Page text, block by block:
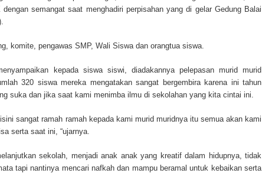
semangat saat menghadiri perpisahan yang di gelar Gedung Balai
komite, pengawas SMP, Wali Siswa dan orangtua siswa.
kepada siswa siswi, diadakannya pelepasan murid murid
320 siswa mereka mengatakan sangat bergembira karena ini tahun
suka dan jika saat kami menimba ilmu di sekolahan yang kita cintai ini.
sangat ramah ramah kepada kami murid muridnya itu semua akan kami
serta saat ini, “ujarnya.
sekolah, menjadi anak anak yang kreatif dalam hidupnya, tidak
tapi nantinya mencari nafkah dan mampu beramal untuk kebaikan serta